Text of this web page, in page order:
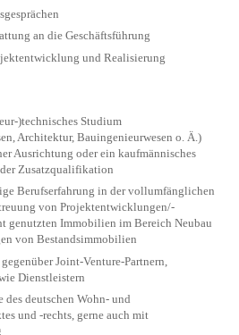
an die Geschäftsführung
und Realisierung
)technisches Studium
Architektur, Bauingenieurwesen o. Ä.)
Ausrichtung oder ein kaufmännisches
Zusatzqualifikation
Berufserfahrung in der vollumfänglichen
von Projektentwicklungen/-
genutzten Immobilien im Bereich Neubau
von Bestandsimmobilien
Joint-Venture-Partnern,
Dienstleistern
des deutschen Wohn- und
und -rechts, gerne auch mit